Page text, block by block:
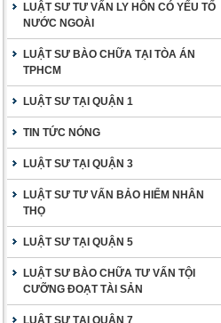
LUẬT SƯ TƯ VẤN LY HÔN CÓ YẾU TỐ
NƯỚC NGOÀI
LUẬT SƯ BÀO CHỮA TẠI TÒA ÁN
TPHCM
LUẬT SƯ TẠI QUẬN 1
TIN TỨC NÓNG
LUẬT SƯ TẠI QUẬN 3
LUẬT SƯ TƯ VẤN BẢO HIỂM NHÂN
THỌ
LUẬT SƯ TẠI QUẬN 5
LUẬT SƯ BÀO CHỮA TƯ VẤN TỘI
CƯỠNG ĐOẠT TÀI SẢN
LUẬT SƯ TẠI QUẬN 7